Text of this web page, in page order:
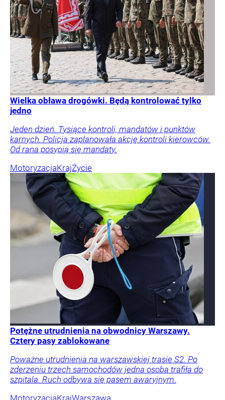
Wielka obława drogówki. Będą kontrolować tylko
jedno
Jeden dzień. Tysiące kontroli, mandatów i punktów
karnych. Policja zaplanowała akcję kontroli kierowców.
Od rana posypią się mandaty.
MotoryzacjaKrajŻycie
Potężne utrudnienia na obwodnicy Warszawy.
Cztery pasy zablokowane
Poważne utrudnienia na warszawskiej trasie S2. Po
zderzeniu trzech samochodów jedna osoba trafiła do
szpitala. Ruch odbywa się pasem awaryjnym.